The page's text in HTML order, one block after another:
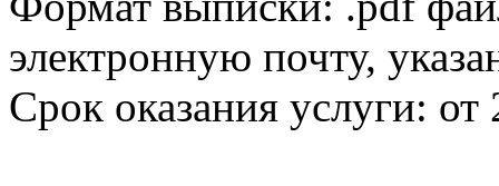
электронную почту,
Срок оказания услуги: от